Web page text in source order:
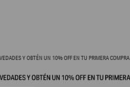
Y OBTÉN UN 10% OFF EN TU PRIMERA COMPRA